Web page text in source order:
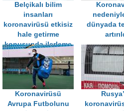
Belçikalı bilim
insanları
koronavirüsü etkisiz
hale getirme
konusunda ilerleme
kaydetti
dünyada
Koronavirüsü
Avrupa Futbolunu